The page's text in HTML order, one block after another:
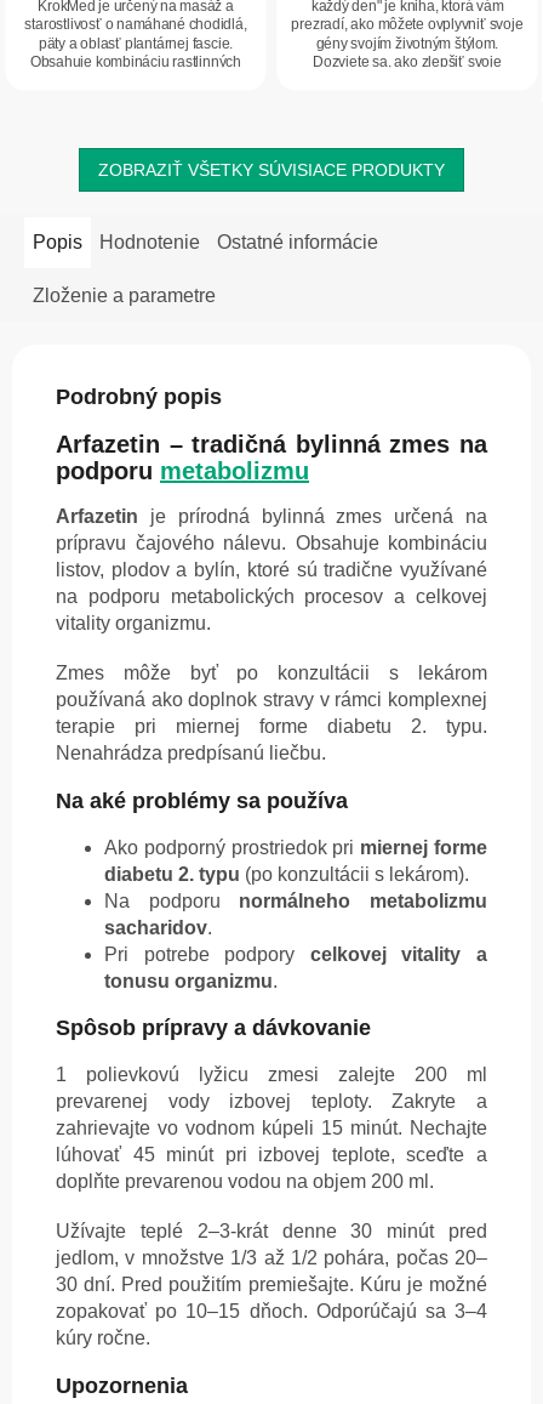
KrokMed je určený na masáž a
starostlivosť o namáhané chodidlá,
päty a oblasť plantárnej fascie.
Obsahuje kombináciu rastlinných
každý den" je kniha, ktorá vám
prezradí, ako môžete ovplyvniť svoje
gény svojím životným štýlom.
Dozviete sa, ako zlepšiť svoje
ZOBRAZIŤ VŠETKY SÚVISIACE PRODUKTY
Popis Hodnotenie Ostatné informácie
Zloženie a parametre
Podrobný popis
Arfazetin – tradičná bylinná zmes na
podporu metabolizmu
Arfazetin je prírodná bylinná zmes určená na
prípravu čajového nálevu. Obsahuje kombináciu
listov, plodov a bylín, ktoré sú tradične využívané
na podporu metabolických procesov a celkovej
vitality organizmu.
Zmes môže byť po konzultácii s lekárom
používaná ako doplnok stravy v rámci komplexnej
terapie pri miernej forme diabetu 2. typu.
Nenahrádza predpísanú liečbu.
Na aké problémy sa používa
Ako podporný prostriedok pri miernej forme
diabetu 2. typu (po konzultácii s lekárom).
Na podporu normálneho metabolizmu
sacharidov.
Pri potrebe podpory celkovej vitality a
tonusu organizmu.
Spôsob prípravy a dávkovanie
1 polievkovú lyžicu zmesi zalejte 200 ml
prevarenej vody izbovej teploty. Zakryte a
zahrievajte vo vodnom kúpeli 15 minút. Nechajte
lúhovať 45 minút pri izbovej teplote, sceďte a
doplňte prevarenou vodou na objem 200 ml.
Užívajte teplé 2–3-krát denne 30 minút pred
jedlom, v množstve 1/3 až 1/2 pohára, počas 20–
30 dní. Pred použitím premiešajte. Kúru je možné
zopakovať po 10–15 dňoch. Odporúčajú sa 3–4
kúry ročne.
Upozornenia